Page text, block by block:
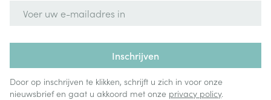
Inschrijven
Door op inschrijven te klikken, schrijft u zich in voor onze
nieuwsbrief en gaat u akkoord met onze privacy policy.